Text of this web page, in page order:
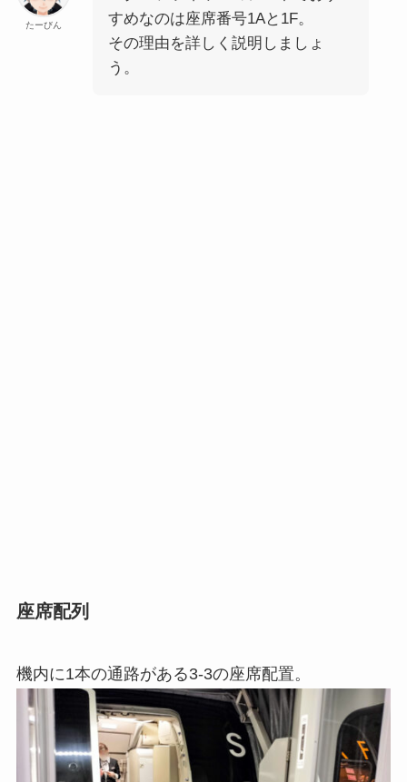
たーびん
すめなのは座席番号1Aと1F。
その理由を詳しく説明しましょ
う。
座席配列
機内に1本の通路がある3-3の座席配置。